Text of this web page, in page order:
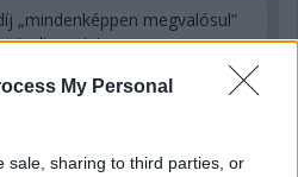
My Personal
sale, sharing to third parties, or
„mindenképpen megvalósul”
szerint